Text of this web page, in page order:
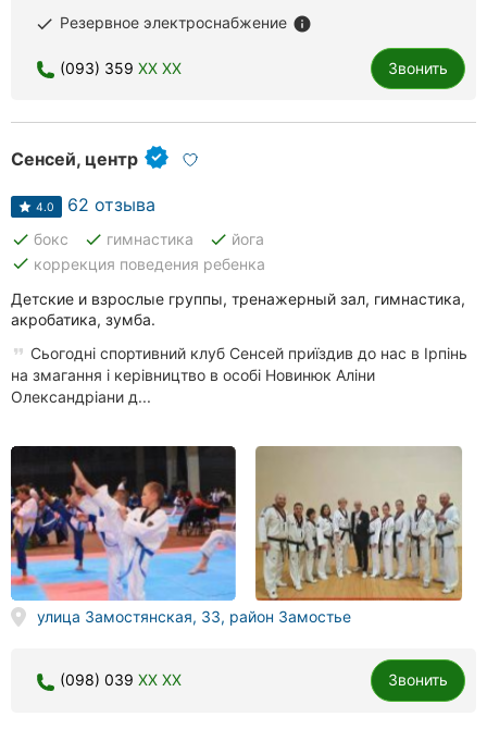
done Резервное электроснабжение info
(093) 359 XX XX Звонить
Сенсей, центр
4.0 62 отзыва
done бокс done гимнастика done йога
done коррекция поведения ребенка
Детские и взрослые группы, тренажерный зал, гимнастика,
акробатика, зумба.
Сьогодні спортивний клуб Сенсей приїздив до нас в Ірпінь
на змагання і керівництво в особі Новинюк Аліни
Олександріани д...
улица Замостянская, 33, район Замостье
(098) 039 XX XX Звонить